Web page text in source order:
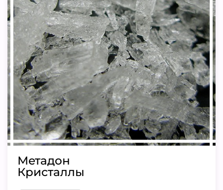
Метадон
Кристаллы